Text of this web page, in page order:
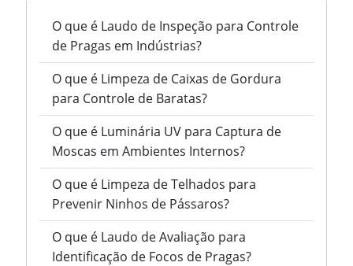
O que é Laudo de Inspeção para Controle
de Pragas em Indústrias?
O que é Limpeza de Caixas de Gordura
para Controle de Baratas?
O que é Luminária UV para Captura de
Moscas em Ambientes Internos?
O que é Limpeza de Telhados para
Prevenir Ninhos de Pássaros?
O que é Laudo de Avaliação para
Identificação de Focos de Pragas?